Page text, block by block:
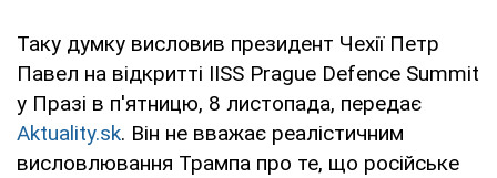
Таку думку висловив президент Чехії Петр
Павел на відкритті IISS Prague Defence Summit
у Празі в п'ятницю, 8 листопада, передає
Aktuality.sk. Він не вважає реалістичним
висловлювання Трампа про те, що російське